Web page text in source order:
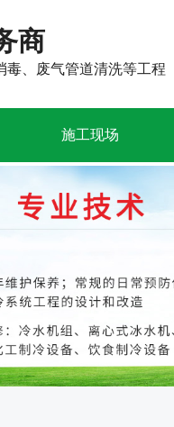
商
毒、废气管道清洗等工程
施工现场